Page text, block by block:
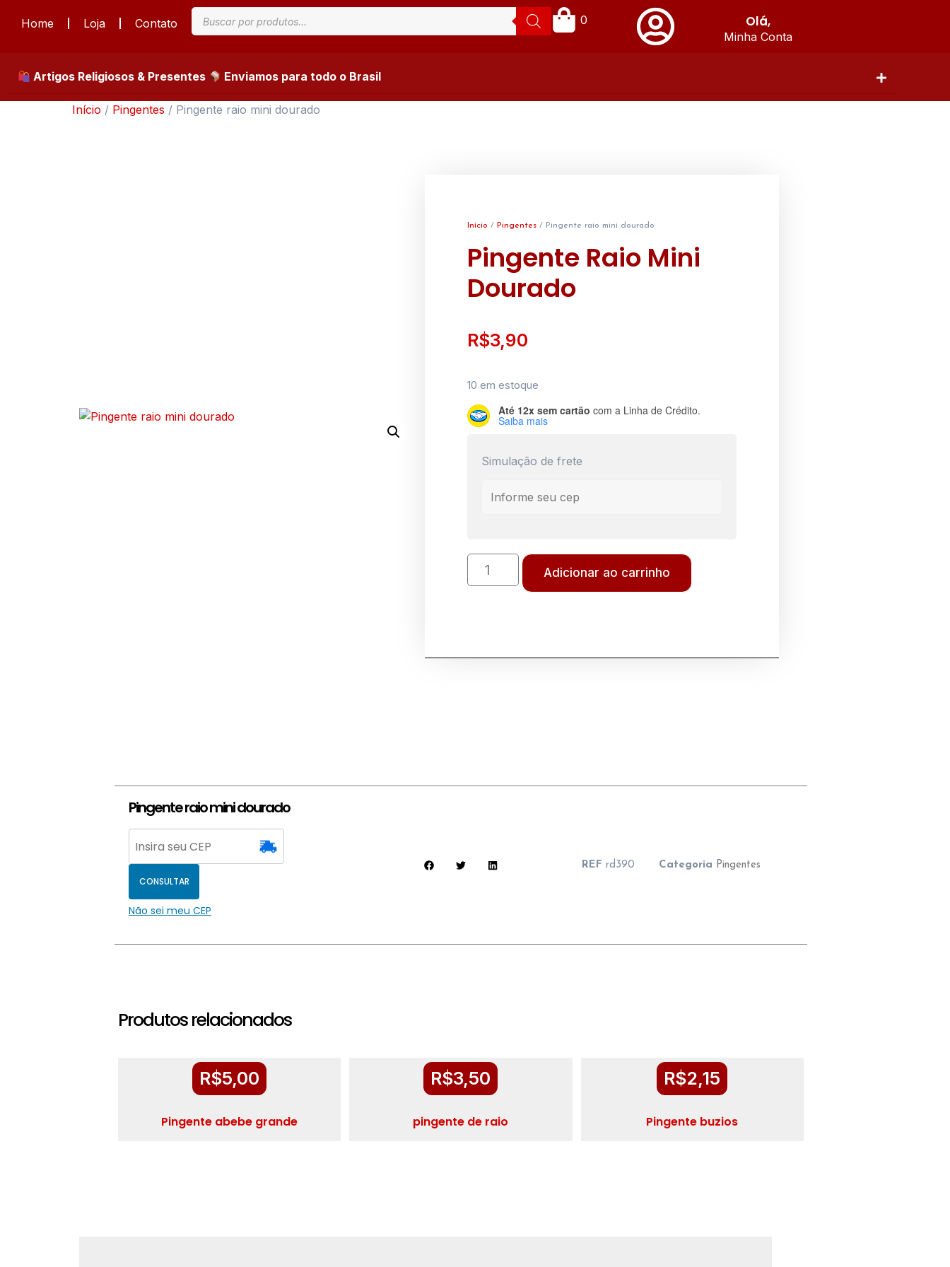
Home Loja Contato Olá,
Minha Conta
0
Artigos Religiosos & Presentes Enviamos para todo o Brasil
Início / Pingentes / Pingente raio mini dourado
Início / Pingentes / Pingente raio mini dourado
Pingente Raio Mini
Dourado
R$3,90
10 em estoque
Até 12x sem cartão com a Linha de Crédito.
Saiba mais
Simulação de frete
Adicionar ao carrinho
Pingente raio mini dourado
CONSULTAR
Não sei meu CEP
REF rd390 Categoria Pingentes
Produtos relacionados
R$5,00
Pingente abebe grande
R$3,50
pingente de raio
R$2,15
Pingente buzios